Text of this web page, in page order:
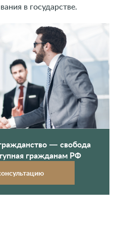
в государстве.
— свобода
гражданам РФ